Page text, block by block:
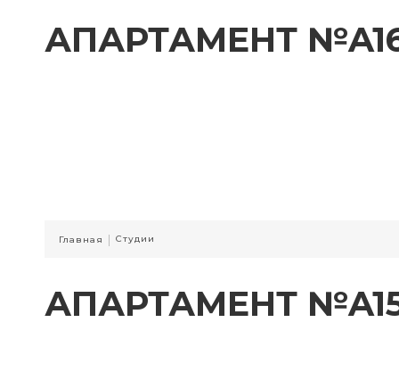
АПАРТАМЕНТ
Главная | Студии
АПАРТАМЕНТ